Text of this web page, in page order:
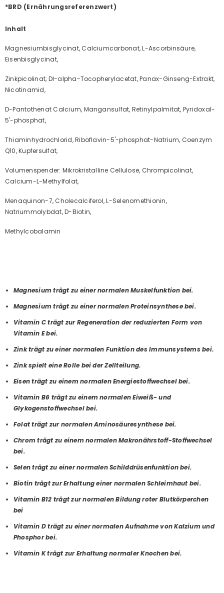
*BRD (Ernährungsreferenzwert)
Inhalt
Magnesiumbisglycinat, Calciumcarbonat, L-Ascorbinsäure,
Eisenbisglycinat,
Zinkpicolinat, Dl-alpha-Tocopherylacetat, Panax-Ginseng-Extrakt,
Nicotinamid,
D-Pantothenat Calcium, Mangansulfat, Retinylpalmitat, Pyridoxal-
5'-phosphat,
Thiaminhydrochlorid, Riboflavin-5'-phosphat-Natrium, Coenzym
Q10, Kupfersulfat,
Volumenspender: Mikrokristalline Cellulose, Chrompicolinat,
Calcium-L-Methylfolat,
Menaquinon-7, Cholecalciferol, L-Selenomethionin,
Natriummolybdat, D-Biotin,
Methylcobalamin
Magnesium trägt zu einer normalen Muskelfunktion bei.
Magnesium trägt zu einer normalen Proteinsynthese bei.
Vitamin C trägt zur Regeneration der reduzierten Form von
Vitamin E bei.
Zink trägt zu einer normalen Funktion des Immunsystems bei.
Zink spielt eine Rolle bei der Zellteilung.
Eisen trägt zu einem normalen Energiestoffwechsel bei.
Vitamin B6 trägt zu einem normalen Eiweiß- und
Glykogenstoffwechsel bei.
Folat trägt zur normalen Aminosäuresynthese bei.
Chrom trägt zu einem normalen Makronährstoff-Stoffwechsel
bei.
Selen trägt zu einer normalen Schilddrüsenfunktion bei.
Biotin trägt zur Erhaltung einer normalen Schleimhaut bei.
Vitamin B12 trägt zur normalen Bildung roter Blutkörperchen
bei
Vitamin D trägt zu einer normalen Aufnahme von Kalzium und
Phosphor bei.
Vitamin K trägt zur Erhaltung normaler Knochen bei.